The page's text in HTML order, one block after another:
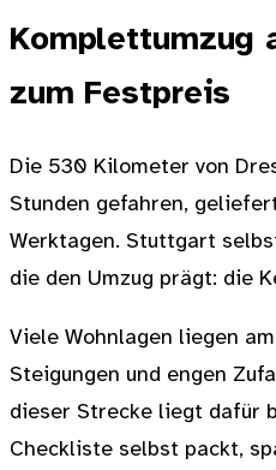
Komplettumzug
zum Festpreis
Die 530 Kilometer von
Stunden gefahren,
Werktagen. Stuttgart
die den Umzug prägt: die
Viele Wohnlagen liegen
Steigungen und engen
dieser Strecke liegt dafür
Checkliste selbst packt,